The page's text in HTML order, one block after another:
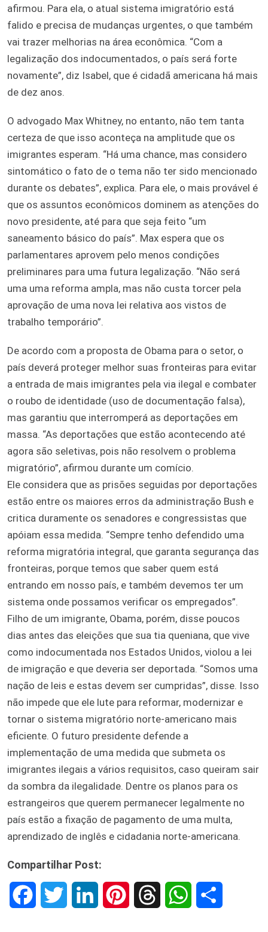
afirmou. Para ela, o atual sistema imigratório está
falido e precisa de mudanças urgentes, o que também
vai trazer melhorias na área econômica. “Com a
legalização dos indocumentados, o país será forte
novamente”, diz Isabel, que é cidadã americana há mais
de dez anos.
O advogado Max Whitney, no entanto, não tem tanta
certeza de que isso aconteça na amplitude que os
imigrantes esperam. “Há uma chance, mas considero
sintomático o fato de o tema não ter sido mencionado
durante os debates”, explica. Para ele, o mais provável é
que os assuntos econômicos dominem as atenções do
novo presidente, até para que seja feito “um
saneamento básico do país”. Max espera que os
parlamentares aprovem pelo menos condições
preliminares para uma futura legalização. “Não será
uma uma reforma ampla, mas não custa torcer pela
aprovação de uma nova lei relativa aos vistos de
trabalho temporário”.
De acordo com a proposta de Obama para o setor, o
país deverá proteger melhor suas fronteiras para evitar
a entrada de mais imigrantes pela via ilegal e combater
o roubo de identidade (uso de documentação falsa),
mas garantiu que interromperá as deportações em
massa. “As deportações que estão acontecendo até
agora são seletivas, pois não resolvem o problema
migratório”, afirmou durante um comício.
Ele considera que as prisões seguidas por deportações
estão entre os maiores erros da administração Bush e
critica duramente os senadores e congressistas que
apóiam essa medida. “Sempre tenho defendido uma
reforma migratória integral, que garanta segurança das
fronteiras, porque temos que saber quem está
entrando em nosso país, e também devemos ter um
sistema onde possamos verificar os empregados”.
Filho de um imigrante, Obama, porém, disse poucos
dias antes das eleições que sua tia queniana, que vive
como indocumentada nos Estados Unidos, violou a lei
de imigração e que deveria ser deportada. “Somos uma
nação de leis e estas devem ser cumpridas”, disse. Isso
não impede que ele lute para reformar, modernizar e
tornar o sistema migratório norte-americano mais
eficiente. O futuro presidente defende a
implementação de uma medida que submeta os
imigrantes ilegais a vários requisitos, caso queiram sair
da sombra da ilegalidade. Dentre os planos para os
estrangeiros que querem permanecer legalmente no
país estão a fixação de pagamento de uma multa,
aprendizado de inglês e cidadania norte-americana.
Compartilhar Post: